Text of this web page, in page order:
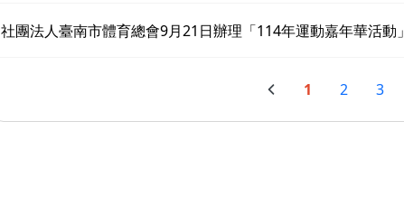
社團法人臺南市體育總會9月21日辦理「114年運動嘉年華活動」
1 2 3